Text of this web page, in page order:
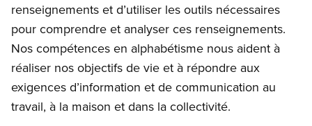
renseignements et d’utiliser les outils nécessaires
pour comprendre et analyser ces renseignements.
Nos compétences en alphabétisme nous aident à
réaliser nos objectifs de vie et à répondre aux
exigences d’information et de communication au
travail, à la maison et dans la collectivité.